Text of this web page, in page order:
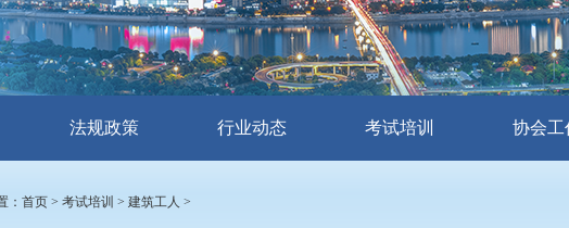
法规政策 行业动态 考试培训 协会工
： 首页 > 考试培训 > 建筑工人 >